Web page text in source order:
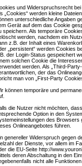
und Widerspruchsrecht
„Cookies“ werden kleine
unterschiedliche Angaben
Gerät auf dem das Cookie
speichern. Als temporäre
werden, nachdem ein
z.B. der Inhalt eines
„persistent“ werden Cookies
der Login-Status gespeichert
solchen Cookie die
werden. Als „Third-
der das
man von „First-Party
können temporäre und
die Nutzer nicht möchten,
Option in den
des
Onlineangebotes führen.
genereller Widerspruch gegen
der Dienste, vor allem im
die EU-Seite http://
deren Abschaltung in den
nicht alle